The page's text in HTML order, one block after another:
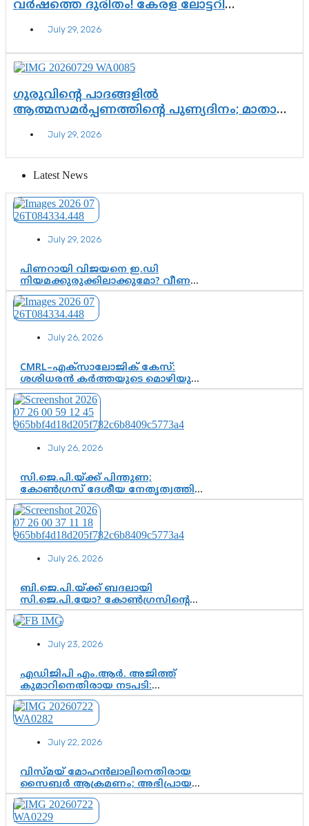
വർഷത്തെ ദുരിതം! കേരള ലോട്ടറി
പോരാട്ടംJuly 29, 2026
ഗുരുവിന്റെ പാദങ്ങളിൽ
ആത്മസമർപ്പണത്തിന്റെ പുണ്യദിനം; മാതാ
ഗുരുപൂർണിമ ആഘോഷം
July 29, 2026
Latest News
July 29, 2026
പിണറായി വിജയനെ ഇ.ഡി
നിയമക്കുരുക്കിലാക്കുമോ? വീണ
വിജയൻ മാപ്പുസാക്ഷിയാകുമോ?
കർത്തയുടെ മൊഴി നിർണായക
വഴിത്തിരിവാകുമോ?
July 26, 2026
CMRL–എക്‌സാലോജിക് കേസ്:
ശശിധരൻ കർത്തയുടെ മൊഴിയുടെ
അടിസ്ഥാനത്തിൽ പിണറായി
വിജയനെ ചോദ്യം ചെയ്യുന്നതിൽ ഉടൻ
തീരുമാനം; വീണയ്‌ക്കെതിരെ
കൂടുതൽ തെളിവുകൾ പരിശോധിച്ച്
July 26, 2026
സി.ജെ.പി.യ്ക്ക് പിന്തുണ;
കോൺഗ്രസ് ദേശീയ നേതൃത്വത്തിൽ
ആശങ്കയോ? പാർട്ടിക്കുള്ളിൽ
ഭിന്നാഭിപ്രായമെന്ന വിലയിരുത്തൽ
July 26, 2026
ബി.ജെ.പി.യ്ക്ക് ബദലായി
സി.ജെ.പി.യോ? കോൺഗ്രസിന്റെ
രാഷ്ട്രീയ ഇടം കൈവശപ്പെടുത്താൻ
സിജെപി ഉയർന്നുകഴിഞ്ഞോ?
വഴിത്തിരിവ്
July 23, 2026
എഡിജിപി എം.ആർ. അജിത്ത്
കുമാറിനെതിരായ നടപടി:
സസ്പെൻഷനിൽ ഒതുങ്ങുമോ,
അതോ കൂടുതൽ കടുത്ത
നടപടികളിലേക്കോ?
July 22, 2026
വിസ്മയ് മോഹൻലാലിനെതിരായ
സൈബർ ആക്രമണം; അഭിപ്രായ
സ്വാതന്ത്ര്യത്തെ നിശ്ശബ്ദമാക്കുന്ന
ഡിജിറ്റൽ ഗുണ്ടായിസത്തിന് അറുതി
വേണം